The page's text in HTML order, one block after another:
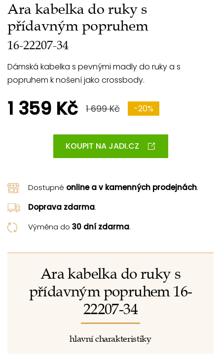
Ara kabelka do ruky s
přídavným popruhem
16-22207-34
Dámská kabelka s pevnými madly do ruky a s
popruhem k nošení jako crossbody.
1 359 Kč 1 699 Kč -20%
KOUPIT NA JADI.CZ
Dostupné online a v kamenných prodejnách.
Doprava zdarma.
Výměna do 30 dní zdarma.
Ara kabelka do ruky s
přídavným popruhem 16-
22207-34
hlavní charakteristiky